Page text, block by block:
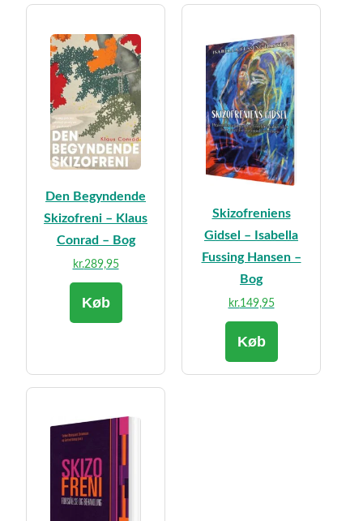
Den Begyndende
Skizofreni – Klaus
Conrad – Bog
kr.289,95
Køb
Skizofreniens
Gidsel – Isabella
Fussing Hansen –
Bog
kr.149,95
Køb